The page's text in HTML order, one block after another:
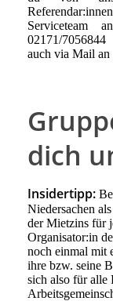
Serviceteam
02171/
auch via Mail an
dich
Insidertipp:
Niedersachen als
der Mietzins für
Organisator:in
noch einmal mit
ihre bzw. seine
sich also für alle